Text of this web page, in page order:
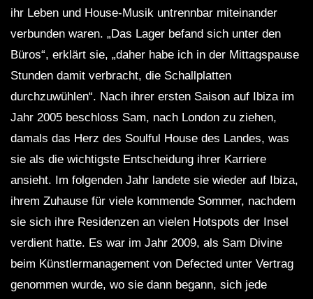
ihr Leben und House-Musik untrennbar miteinander
verbunden waren. „Das Lager befand sich unter den
Büros“, erklärt sie, „daher habe ich in der Mittagspause
Stunden damit verbracht, die Schallplatten
durchzuwühlen“. Nach ihrer ersten Saison auf Ibiza im
Jahr 2005 beschloss Sam, nach London zu ziehen,
damals das Herz des Soulful House des Landes, was
sie als die wichtigste Entscheidung ihrer Karriere
ansieht. Im folgenden Jahr landete sie wieder auf Ibiza,
ihrem Zuhause für viele kommende Sommer, nachdem
sie sich ihre Residenzen an vielen Hotspots der Insel
verdient hatte. Es war im Jahr 2009, als Sam Divine
beim Künstlermanagement von Defected unter Vertrag
genommen wurde, wo sie dann begann, sich jede